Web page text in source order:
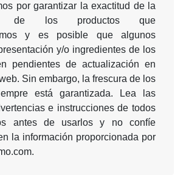
por garantizar la exactitud de la
de los productos que
y es posible que algunos
y/o ingredientes de los
pendientes de actualización en
Sin embargo, la frescura de los
está garantizada. Lea las
e instrucciones de todos
antes de usarlos y no confíe
la información proporcionada por